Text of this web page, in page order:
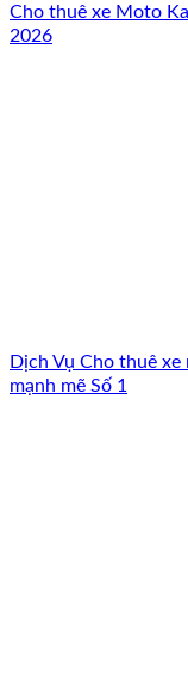
Cho thuê xe Moto
2026
Dịch Vụ Cho thuê
mạnh mẽ Số 1